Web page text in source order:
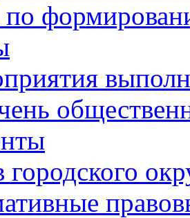
городского